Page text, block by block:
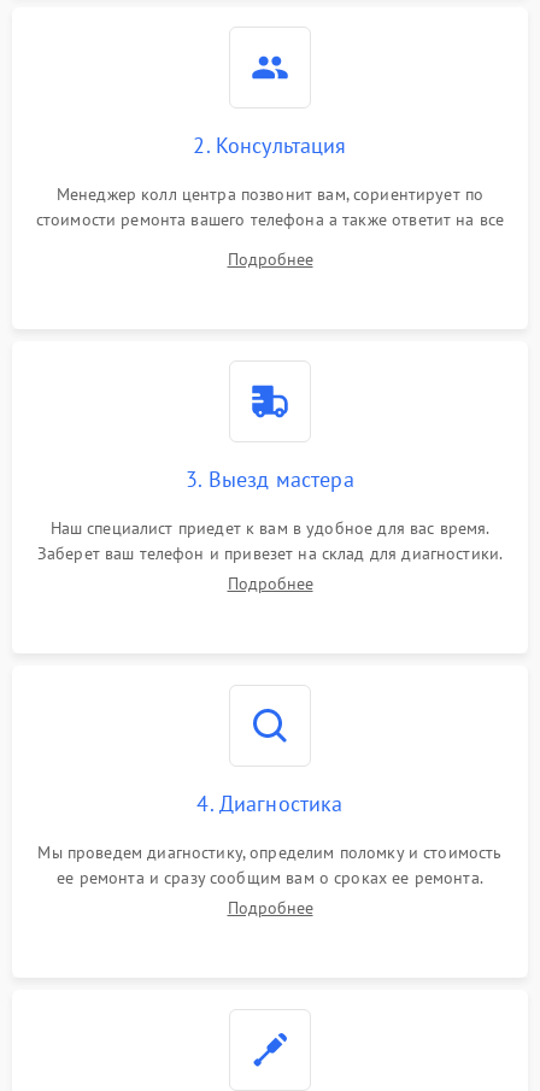
2. Консультация
Менеджер колл центра позвонит вам, сориентирует по
стоимости ремонта вашего телефона а также ответит на все
Подробнее
3. Выезд мастера
Наш специалист приедет к вам в удобное для вас время.
Заберет ваш телефон и привезет на склад для диагностики.
Подробнее
4. Диагностика
Мы проведем диагностику, определим поломку и стоимость
ее ремонта и сразу сообщим вам о сроках ее ремонта.
Подробнее